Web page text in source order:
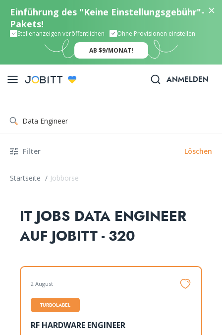
Einführung des "Keine Einstellungsgebühr"-
Pakets!
Stellenanzeigen veröffentlichen Ohne Provisionen einstellen
AB $9/MONAT!
ANMELDEN
Filter Löschen
Startseite / Jobbörse
IT JOBS DATA ENGINEER
AUF JOBITT - 320
2 August
TURBOLABEL
RF HARDWARE ENGINEER